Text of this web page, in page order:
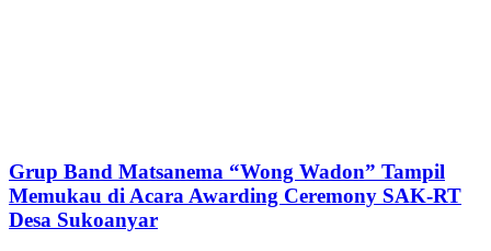
Grup Band Matsanema “Wong Wadon” Tampil
Memukau di Acara Awarding Ceremony SAK-RT
Desa Sukoanyar